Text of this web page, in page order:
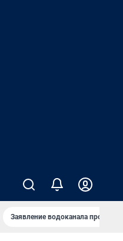
Заявление водоканала про